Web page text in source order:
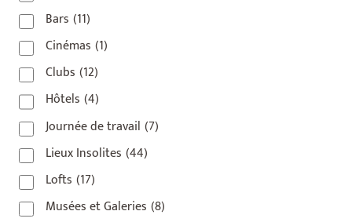
Bars (11)
Cinémas (1)
Clubs (12)
Hôtels (4)
Journée de travail (7)
Lieux Insolites (44)
Lofts (17)
Musées et Galeries (8)